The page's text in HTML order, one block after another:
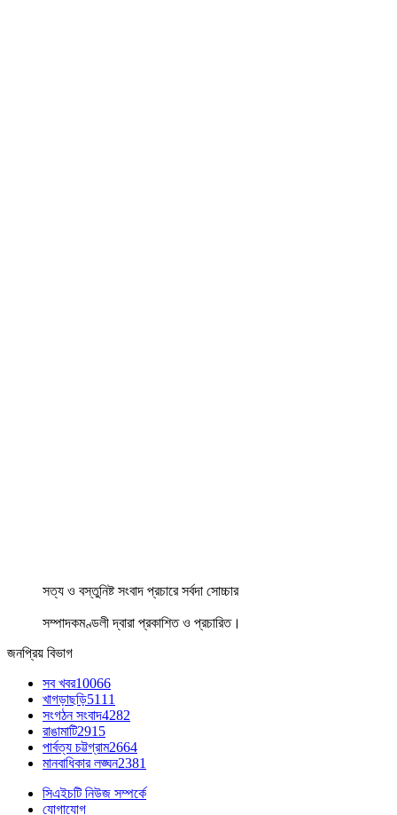
সত্য ও বস্তুনিষ্ট সংবাদ প্রচারে সর্বদা সোচ্চার
সম্পাদকমণ্ডলী দ্বারা প্রকাশিত ও প্রচারিত।
জনপ্রিয় বিভাগ
সব খবর10066
খাগড়াছড়ি5111
সংগঠন সংবাদ4282
রাঙামাটি2915
পার্বত্য চট্টগ্রাম2664
মানবাধিকার লঙ্ঘন2381
সিএইচটি নিউজ সম্পর্কে
যোগাযোগ